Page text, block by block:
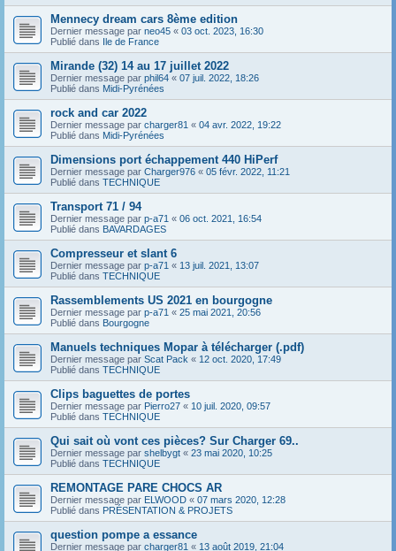
Mennecy dream cars 8ème edition
Dernier message par neo45 « 03 oct. 2023, 16:30
Publié dans Ile de France
Mirande (32) 14 au 17 juillet 2022
Dernier message par phil64 « 07 juil. 2022, 18:26
Publié dans Midi-Pyrénées
rock and car 2022
Dernier message par charger81 « 04 avr. 2022, 19:22
Publié dans Midi-Pyrénées
Dimensions port échappement 440 HiPerf
Dernier message par Charger976 « 05 févr. 2022, 11:21
Publié dans TECHNIQUE
Transport 71 / 94
Dernier message par p-a71 « 06 oct. 2021, 16:54
Publié dans BAVARDAGES
Compresseur et slant 6
Dernier message par p-a71 « 13 juil. 2021, 13:07
Publié dans TECHNIQUE
Rassemblements US 2021 en bourgogne
Dernier message par p-a71 « 25 mai 2021, 20:56
Publié dans Bourgogne
Manuels techniques Mopar à télécharger (.pdf)
Dernier message par Scat Pack « 12 oct. 2020, 17:49
Publié dans TECHNIQUE
Clips baguettes de portes
Dernier message par Pierro27 « 10 juil. 2020, 09:57
Publié dans TECHNIQUE
Qui sait où vont ces pièces? Sur Charger 69..
Dernier message par shelbygt « 23 mai 2020, 10:25
Publié dans TECHNIQUE
REMONTAGE PARE CHOCS AR
Dernier message par ELWOOD « 07 mars 2020, 12:28
Publié dans PRÉSENTATION & PROJETS
question pompe a essance
Dernier message par charger81 « 13 août 2019, 21:04